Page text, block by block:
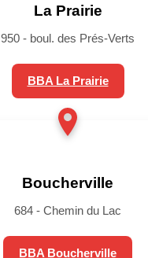
La Prairie
950 - boul. des Prés-Verts
BBA La Prairie
Boucherville
684 - Chemin du Lac
BBA Boucherville